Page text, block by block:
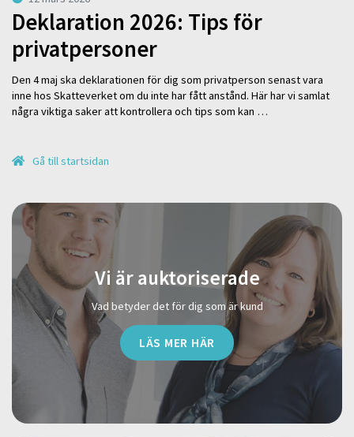
Deklaration 2026: Tips för
privatpersoner
Den 4 maj ska deklarationen för dig som privatperson senast vara
inne hos Skatteverket om du inte har fått anstånd. Här har vi samlat
några viktiga saker att kontrollera och tips som kan …
Gå till startsidan
Vi är auktoriserade
Vad betyder det för dig som är kund
LÄS MER HÄR